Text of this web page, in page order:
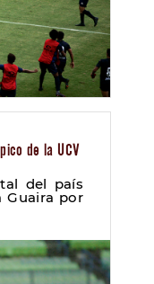
de la UCV
del país
Guaira por